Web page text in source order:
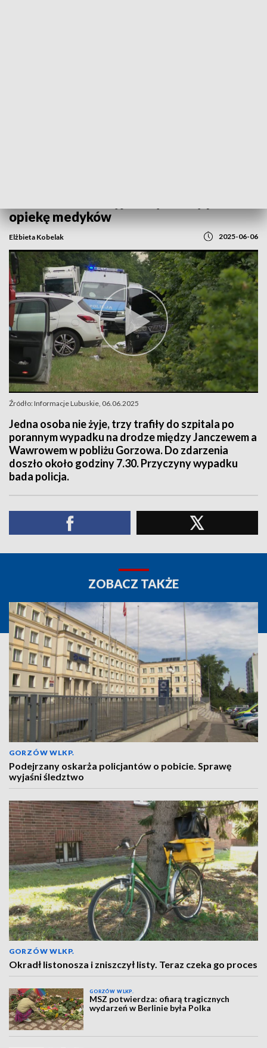
opiekę medyków
Elżbieta Kobelak 2025-06-06
Źródło: Informacje Lubuskie, 06.06.2025
Jedna osoba nie żyje, trzy trafiły do szpitala po
porannym wypadku na drodze między Janczewem a
Wawrowem w pobliżu Gorzowa. Do zdarzenia
doszło około godziny 7.30. Przyczyny wypadku
bada policja.
ZOBACZ TAKŻE
GORZÓW WLKP.
Podejrzany oskarża policjantów o pobicie. Sprawę
wyjaśni śledztwo
GORZÓW WLKP.
Okradł listonosza i zniszczył listy. Teraz czeka go proces
GORZÓW WLKP.
MSZ potwierdza: ofiarą tragicznych
wydarzeń w Berlinie była Polka